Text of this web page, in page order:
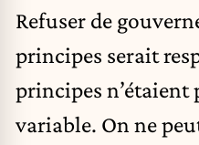
Refuser de
principes serait
principes n’étaient
variable. On ne